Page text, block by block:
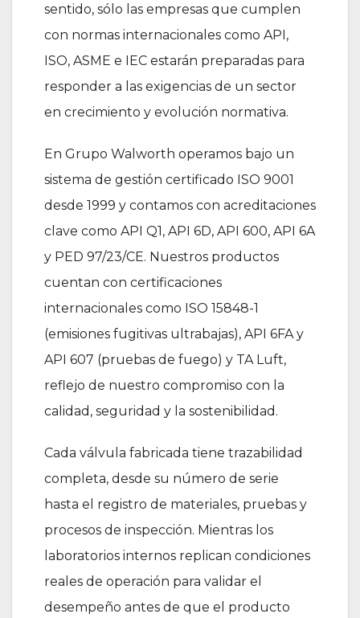
sentido, sólo las empresas que cumplen
con normas internacionales como API,
ISO, ASME e IEC estarán preparadas para
responder a las exigencias de un sector
en crecimiento y evolución normativa.
En Grupo Walworth operamos bajo un
sistema de gestión certificado ISO 9001
desde 1999 y contamos con acreditaciones
clave como API Q1, API 6D, API 600, API 6A
y PED 97/23/CE. Nuestros productos
cuentan con certificaciones
internacionales como ISO 15848-1
(emisiones fugitivas ultrabajas), API 6FA y
API 607 (pruebas de fuego) y TA Luft,
reflejo de nuestro compromiso con la
calidad, seguridad y la sostenibilidad.
Cada válvula fabricada tiene trazabilidad
completa, desde su número de serie
hasta el registro de materiales, pruebas y
procesos de inspección. Mientras los
laboratorios internos replican condiciones
reales de operación para validar el
desempeño antes de que el producto